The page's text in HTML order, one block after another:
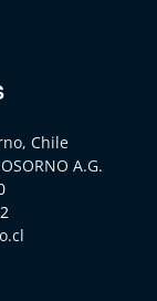
Chile
A.G.